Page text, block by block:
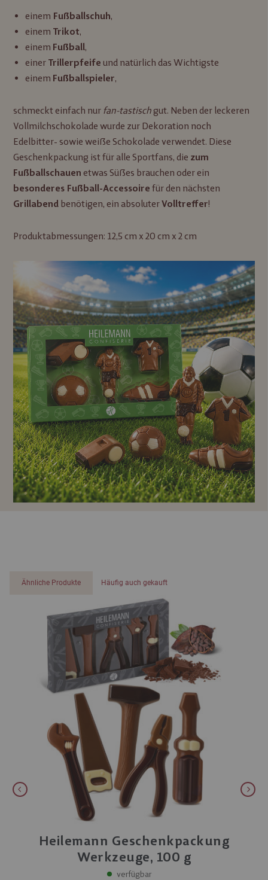
einem Fußballschuh,
einem Trikot,
einem Fußball,
einer Trillerpfeife und natürlich das Wichtigste
einem Fußballspieler,
schmeckt einfach nur fan-tastisch gut. Neben der leckeren
Vollmilchschokolade wurde zur Dekoration noch
Edelbitter- sowie weiße Schokolade verwendet. Diese
Geschenkpackung ist für alle Sportfans, die zum
Fußballschauen etwas Süßes brauchen oder ein
besonderes Fußball-Accessoire für den nächsten
Grillabend benötigen, ein absoluterVolltreffer!
Produktabmessungen: 12,5 cm x 20 cm x 2 cm
Ähnliche Produkte Häufig auch gekauft
Heilemann Geschenkpackung
Werkzeuge, 100 g
verfügbar